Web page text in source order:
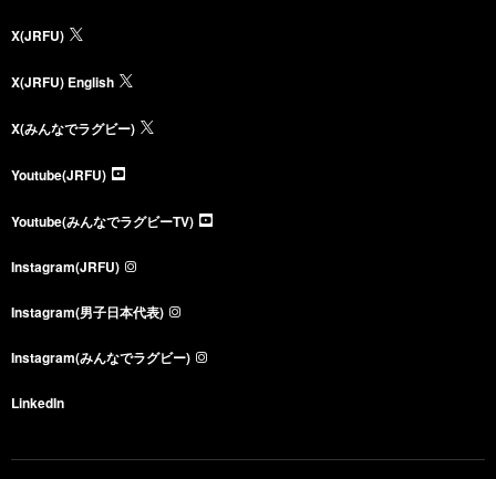
X(JRFU)
X(JRFU) English
X(みんなでラグビー)
Youtube(JRFU)
Youtube(みんなでラグビーTV)
Instagram(JRFU)
Instagram(男子日本代表)
Instagram(みんなでラグビー)
LinkedIn